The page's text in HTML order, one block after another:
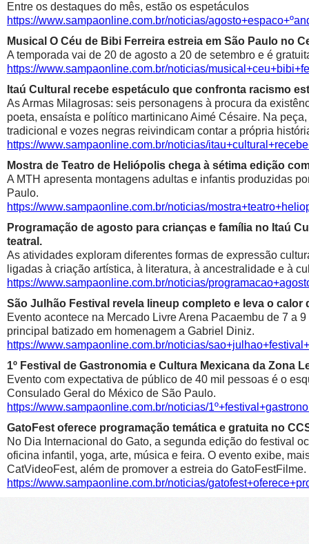
Entre os destaques do mês, estão os espetáculos
https://www.sampaonline.com.br/noticias/
Musical O Céu de Bibi Ferreira estreia em São Paulo no
A temporada vai de 20 de agosto a 20 de setembro e é
https://www.sampaonline.com.br/noticias/
Itaú Cultural recebe espetáculo que confronta racismo
As Armas Milagrosas: seis personagens à procura da
poeta, ensaísta e político martinicano Aimé Césaire. Na
tradicional e vozes negras reivindicam contar a própria
https://www.sampaonline.com.br/noticias/
Mostra de Teatro de Heliópolis chega à sétima edição
A MTH apresenta montagens adultas e infantis produzidas
Paulo.
https://www.sampaonline.com.br/noticias/
Programação de agosto para crianças e família no Itaú
teatral.
As atividades exploram diferentes formas de expressão
ligadas à criação artística, à literatura, à ancestralidade e à
https://www.sampaonline.com.br/noticias/
São Julhão Festival revela lineup completo e leva o calor
Evento acontece na Mercado Livre Arena Pacaembu de 7 a
principal batizado em homenagem a Gabriel Diniz.
https://www.sampaonline.com.br/noticias/
1º Festival de Gastronomia e Cultura Mexicana da Zona
Evento com expectativa de público de 40 mil pessoas é o
Consulado Geral do México de São Paulo.
https://www.sampaonline.com.br/noticias/
GatoFest oferece programação temática e gratuita no
No Dia Internacional do Gato, a segunda edição do festival
oficina infantil, yoga, arte, música e feira. O evento exibe,
CatVideoFest, além de promover a estreia do GatoFestFilme.
https://www.sampaonline.com.br/noticias/